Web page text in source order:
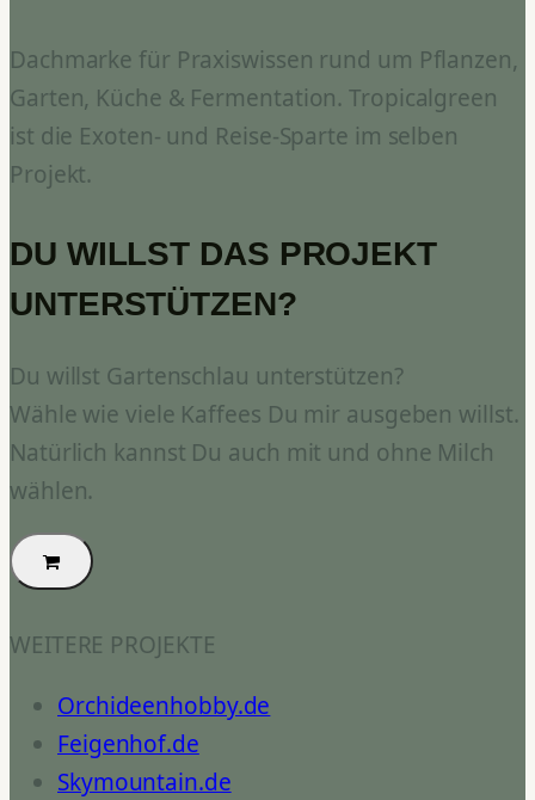
Dachmarke für Praxiswissen rund um Pflanzen,
Garten, Küche & Fermentation. Tropicalgreen
ist die Exoten- und Reise-Sparte im selben
Projekt.
DU WILLST DAS PROJEKT
UNTERSTÜTZEN?
Du willst Gartenschlau unterstützen?
Wähle wie viele Kaffees Du mir ausgeben willst.
Natürlich kannst Du auch mit und ohne Milch
wählen.
WEITERE PROJEKTE
Orchideenhobby.de
Feigenhof.de
Skymountain.de